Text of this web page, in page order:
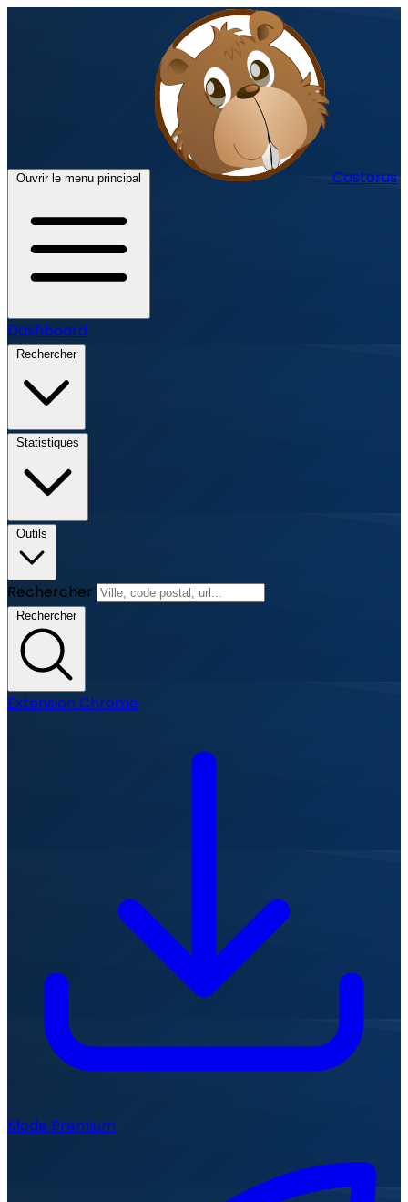
Ouvrir le menu principal Castorus
Dashboard
Rechercher
Statistiques
Outils
Rechercher
Rechercher
Extension Chrome
Mode Premium